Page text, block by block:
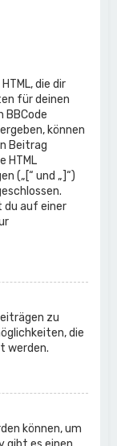
die dir
für deinen
BBCode
können
Beitrag
HTML
(„[“ und „]“)
du auf einer
zu
die
werden.
können, um